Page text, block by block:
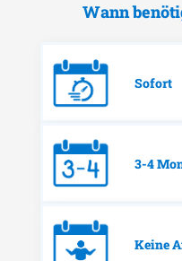
Wann
Sofort
3-4
Keine